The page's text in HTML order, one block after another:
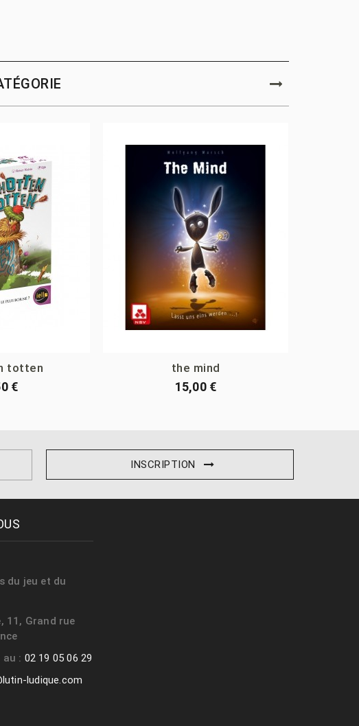
totten
€
the mind
15,00 €
INSCRIPTION
du jeu et du
11, Grand rue
au : 02 19 05 06 29
ludique.com